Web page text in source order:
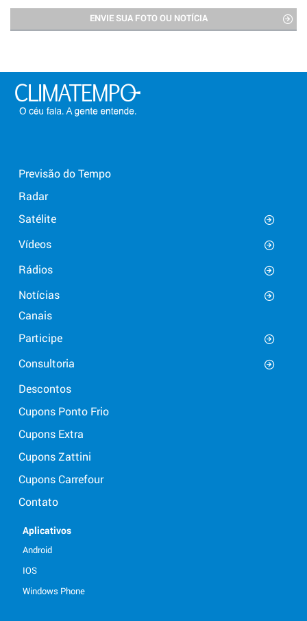
ENVIE SUA FOTO OU NOTÍCIA
Previsão do Tempo
Radar
Satélite
Vídeos
Rádios
Notícias
Canais
Participe
Consultoria
Descontos
Cupons Ponto Frio
Cupons Extra
Cupons Zattini
Cupons Carrefour
Contato
Aplicativos
Android
IOS
Windows Phone